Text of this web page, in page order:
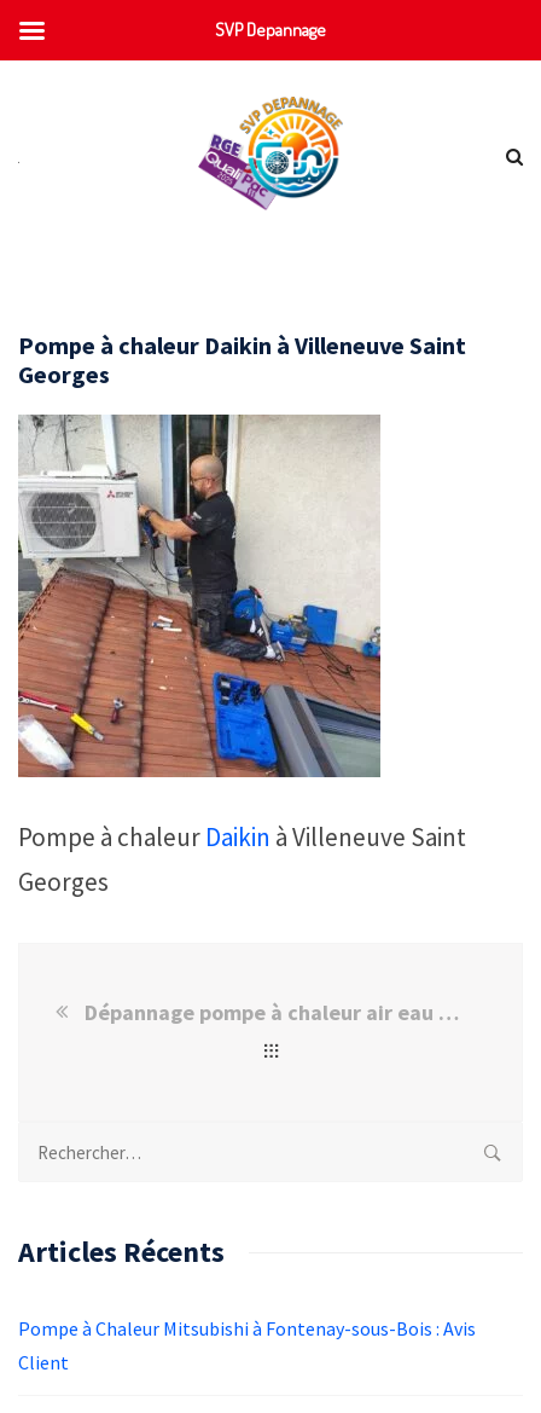
Pompe à chaleur Daikin à Villeneuve Saint
Georges
Pompe à chaleur Daikin à Villeneuve Saint
Georges
Dépannage pompe à chaleur air eau Daikin à Villeneuve Saint Georges
Rechercher :
Articles Récents
Pompe à Chaleur Mitsubishi à Fontenay-sous-Bois : Avis
Client
SVP Depannage